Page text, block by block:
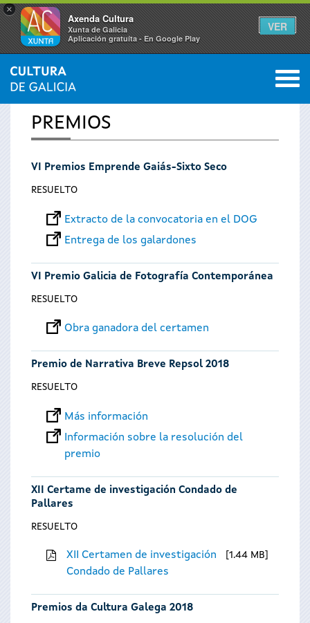
×
Axenda Cultura
Xunta de Galicia
Aplicación gratuíta - En Google Play
VER
Se
encuentra
usted
INICIO 0
PREMIOS
VI Premios Emprende Gaiás-Sixto Seco
RESUELTO
Extracto de la convocatoria en el DOG
Entrega de los galardones
VI Premio Galicia de Fotografía Contemporánea
RESUELTO
Obra ganadora del certamen
Premio de Narrativa Breve Repsol 2018
RESUELTO
Más información
Información sobre la resolución del
premio
XII Certame de investigación Condado de
Pallares
RESUELTO
XII Certamen de investigación
Condado de Pallares
1.44 MB
Premios da Cultura Galega 2018